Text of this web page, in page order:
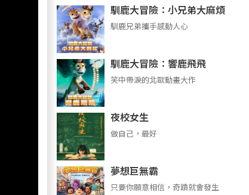
馴鹿大冒險：小兄弟大麻煩
馴鹿兄弟攜手感動人心
馴鹿大冒險：響鹿飛飛
笑中帶淚的北歐動畫大作
夜校女生
做自己，最好
夢想巨無霸
只要你願意相信，奇蹟就會發生